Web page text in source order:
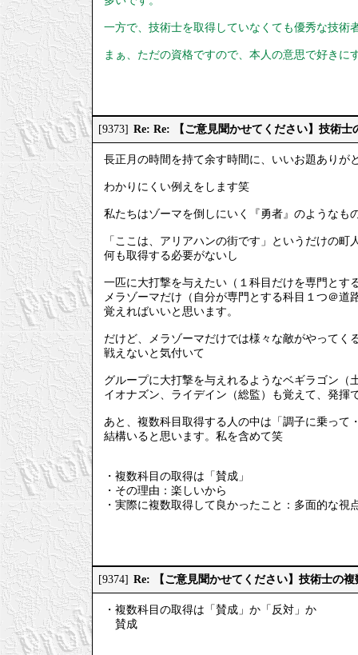
一方で、技術士を取得していなくても優秀な技術
まぁ、ただの資格ですので、本人の意思で好きに
[9373] Re: Re: 【ご意見聞かせてください】技術士
長正月の時間を持て余す時間に、いいお題ありが
わかりにくい例えをします笑
私たちはゾーマを倒しにいく『勇者』のようなも
「ここは、アリアハンの街です」というだけの町
何も取得する必要がないし
一匹に大打撃を与えたい（１科目だけを専門とす
メラゾーマだけ（自分が専門とする科目１つ＠道
覚えればいいと思います。
だけど、メラゾーマだけでは様々な敵がやってく
戦えないと気付いて
グループに大打撃を与えれるようなベギラゴン（
イオナズン、ライデイン（総監）も覚えて、発揮
あと、複数科目取得する人の中は「調子に乗って
結構いると思います。私を含めて笑
・複数科目の取得は「賛成」
・その理由：楽しいから
・実際に複数取得して良かったこと：多面的な視
[9374] Re: 【ご意見聞かせてください】技術士の
・複数科目の取得は「賛成」か「反対」か
賛成